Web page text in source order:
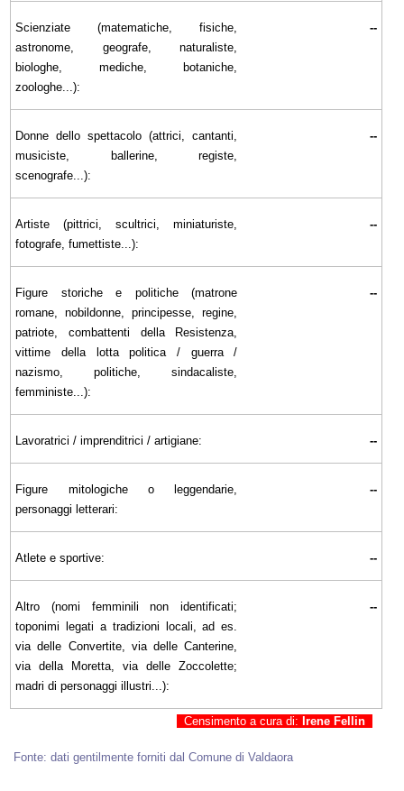
Scienziate (matematiche, fisiche,
astronome, geografe, naturaliste,
biologhe, mediche, botaniche,
zoologhe...):
--
Donne dello spettacolo (attrici, cantanti,
musiciste, ballerine, registe,
scenografe...):
--
Artiste (pittrici, scultrici, miniaturiste,
fotografe, fumettiste...):
--
Figure storiche e politiche (matrone
romane, nobildonne, principesse, regine,
patriote, combattenti della Resistenza,
vittime della lotta politica / guerra /
nazismo, politiche, sindacaliste,
femministe...):
--
Lavoratrici / imprenditrici / artigiane: --
Figure mitologiche o leggendarie,
personaggi letterari:
--
Atlete e sportive: --
Altro (nomi femminili non identificati;
toponimi legati a tradizioni locali, ad es.
via delle Convertite, via delle Canterine,
via della Moretta, via delle Zoccolette;
madri di personaggi illustri...):
--
Censimento a cura di: Irene Fellin
Fonte: dati gentilmente forniti dal Comune di Valdaora